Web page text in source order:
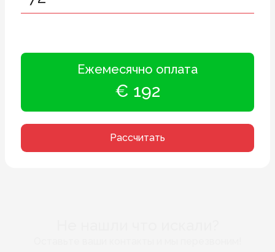
Ежемесячно оплата
€ 192
Рассчитать